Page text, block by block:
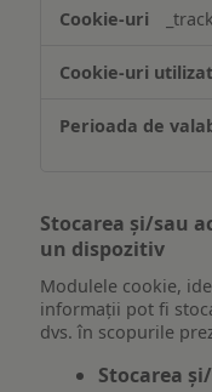
Stocarea și/sau
un dispozitiv
Modulele cookie,
informații pot fi
dvs. în scopurile
Stocarea